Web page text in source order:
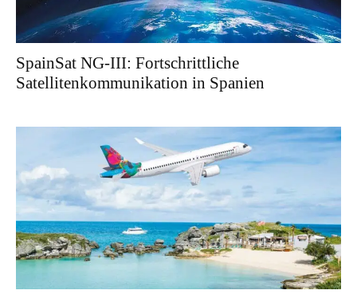
SpainSat NG-III: Fortschrittliche
Satellitenkommunikation in Spanien